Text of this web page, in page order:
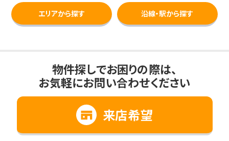
エリアから探す 沿線・駅から探す
物件探しでお困りの際は、
お気軽にお問い合わせください
来店希望